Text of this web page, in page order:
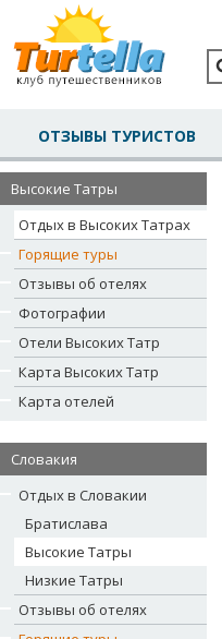
ОТЗЫВЫ ТУРИСТОВ
Высокие Татры
Отдых в Высоких Татрах
Горящие туры
Отзывы об отелях
Фотографии
Отели Высоких Татр
Карта Высоких Татр
Карта отелей
Словакия
Отдых в Словакии
Братислава
Высокие Татры
Низкие Татры
Отзывы об отелях